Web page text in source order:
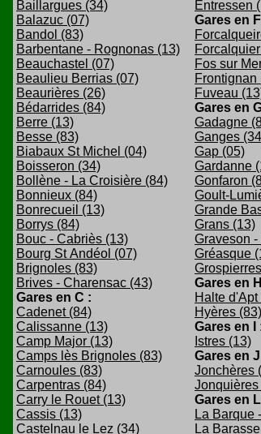
Baillargues (34)
Balazuc (07)
Bandol (83)
Barbentane - Rognonas (13)
Beauchastel (07)
Beaulieu Berrias (07)
Beaurières (26)
Bédarrides (84)
Berre (13)
Besse (83)
Biabaux St Michel (04)
Boisseron (34)
Bollène - La Croisière (84)
Bonnieux (84)
Bonrecueil (13)
Borrys (84)
Bouc - Cabriès (13)
Bourg St Andéol (07)
Brignoles (83)
Brives - Charensac (43)
Gares en C :
Cadenet (84)
Calissanne (13)
Camp Major (13)
Camps lès Brignoles (83)
Carnoules (83)
Carpentras (84)
Carry le Rouet (13)
Cassis (13)
Castelnau le Lez (34)
Entressen
Gares en
Fos sur
Frontignan
Fuveau
Gares en
Gadagne
Ganges
Gap (05)
Gardanne
Gonfaron
Goult-
Grande
Grans (13)
Graveson
Gréasque
Gares en
Halte d'Apt
Hyères (83)
Gares en I
Istres (13)
Gares en
Jonchères
Jonquières
Gares en
La Barque
La